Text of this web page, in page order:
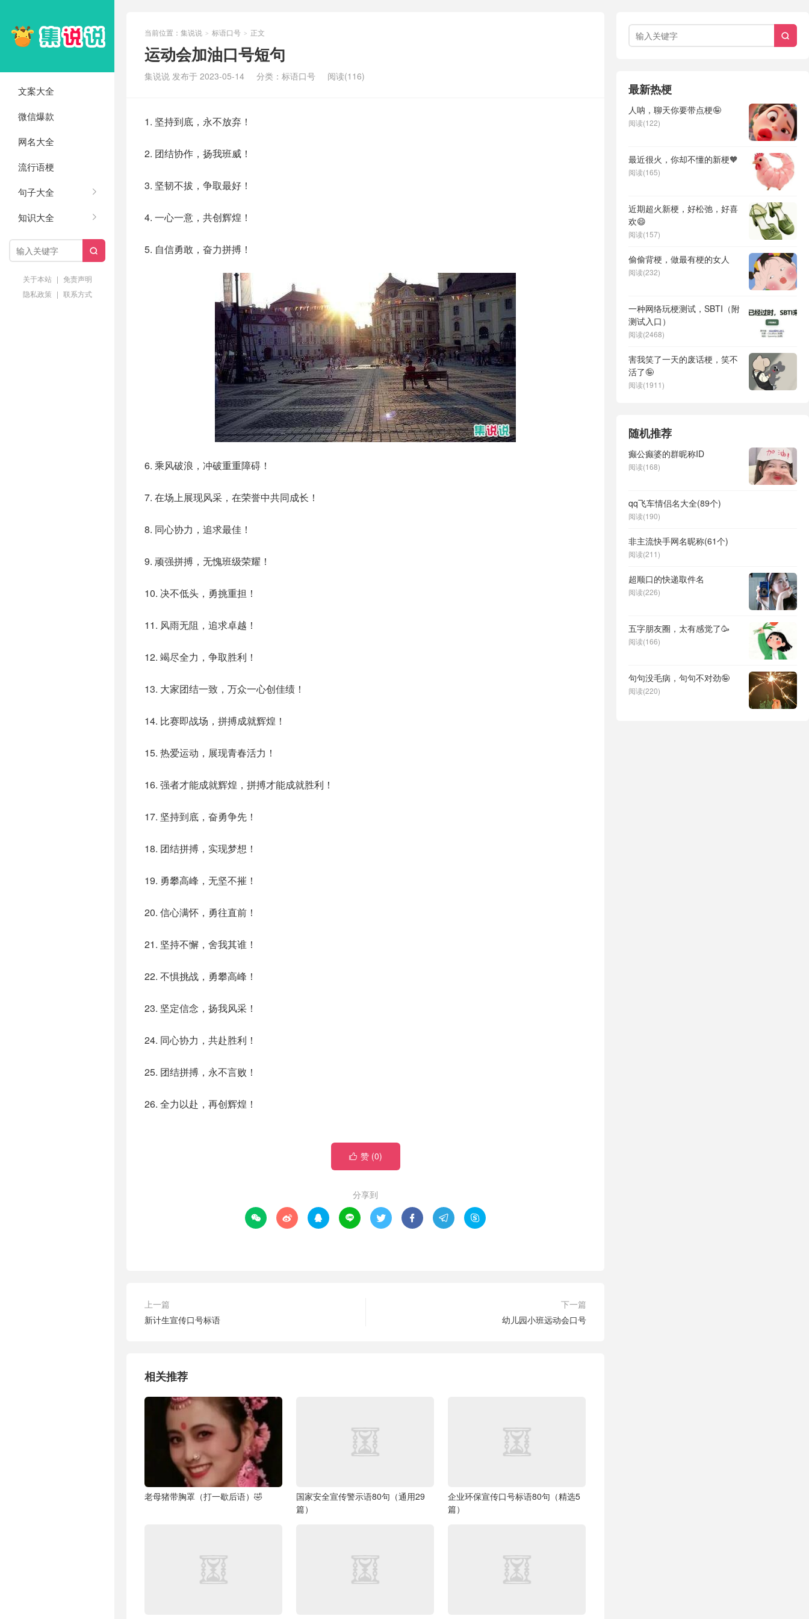
文案大全
微信爆款
网名大全
流行语梗
句子大全
知识大全

关于本站 | 免责声明
隐私政策 | 联系方式
当前位置： 集说说 > 标语口号 > 正文
运动会加油口号短句
集说说 发布于 2023-05-14 分类： 标语口号 阅读(116)
1. 坚持到底，永不放弃！
2. 团结协作，扬我班威！
3. 坚韧不拔，争取最好！
4. 一心一意，共创辉煌！
5. 自信勇敢，奋力拼搏！
6. 乘风破浪，冲破重重障碍！
7. 在场上展现风采，在荣誉中共同成长！
8. 同心协力，追求最佳！
9. 顽强拼搏，无愧班级荣耀！
10. 决不低头，勇挑重担！
11. 风雨无阻，追求卓越！
12. 竭尽全力，争取胜利！
13. 大家团结一致，万众一心创佳绩！
14. 比赛即战场，拼搏成就辉煌！
15. 热爱运动，展现青春活力！
16. 强者才能成就辉煌，拼搏才能成就胜利！
17. 坚持到底，奋勇争先！
18. 团结拼搏，实现梦想！
19. 勇攀高峰，无坚不摧！
20. 信心满怀，勇往直前！
21. 坚持不懈，舍我其谁！
22. 不惧挑战，勇攀高峰！
23. 坚定信念，扬我风采！
24. 同心协力，共赴胜利！
25. 团结拼搏，永不言败！
26. 全力以赴，再创辉煌！
 赞 (0)
分享到
       
上一篇
新计生宣传口号标语
下一篇
幼儿园小班远动会口号
相关推荐
老母猪带胸罩（打一歇后语）🤣
国家安全宣传警示语80句（通用29
篇）
企业环保宣传口号标语80句（精选5
篇）

最新热梗
人呐，聊天你要带点梗🤪
阅读(122)
最近很火，你却不懂的新梗🧡
阅读(165)
近期超火新梗，好松弛，好喜
欢😄
阅读(157)
偷偷背梗，做最有梗的女人
阅读(232)
一种网络玩梗测试，SBTI（附
测试入口）
阅读(2468)
害我笑了一天的废话梗，笑不
活了🤪
阅读(1911)
随机推荐
癫公癫婆的群昵称ID
阅读(168)
qq飞车情侣名大全(89个)
阅读(190)
非主流快手网名昵称(61个)
阅读(211)
超顺口的快递取件名
阅读(226)
五字朋友圈，太有感觉了🥳
阅读(166)
句句没毛病，句句不对劲🤪
阅读(220)